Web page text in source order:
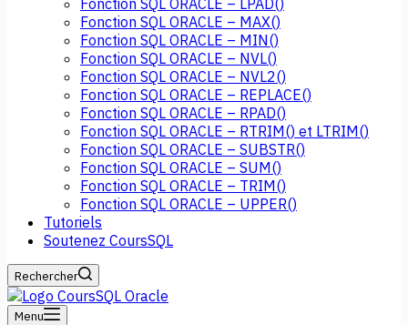
Fonction SQL ORACLE – LPAD()
Fonction SQL ORACLE – MAX()
Fonction SQL ORACLE – MIN()
Fonction SQL ORACLE – NVL()
Fonction SQL ORACLE – NVL2()
Fonction SQL ORACLE – REPLACE()
Fonction SQL ORACLE – RPAD()
Fonction SQL ORACLE – RTRIM() et LTRIM()
Fonction SQL ORACLE – SUBSTR()
Fonction SQL ORACLE – SUM()
Fonction SQL ORACLE – TRIM()
Fonction SQL ORACLE – UPPER()
Tutoriels
Soutenez CoursSQL
Rechercher
Menu